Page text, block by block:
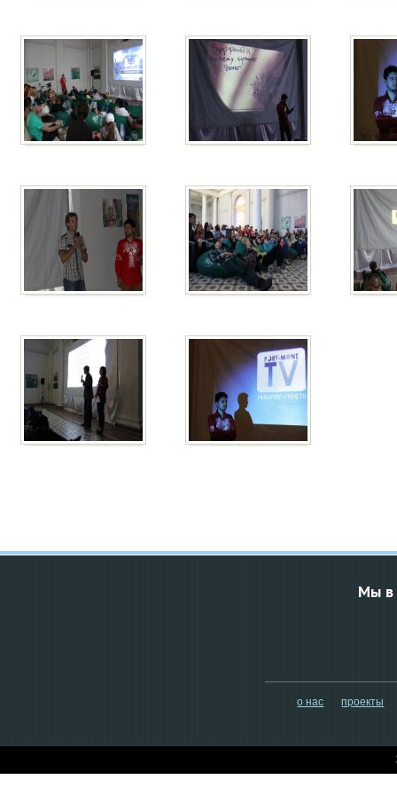
Мы в
о нас проекты